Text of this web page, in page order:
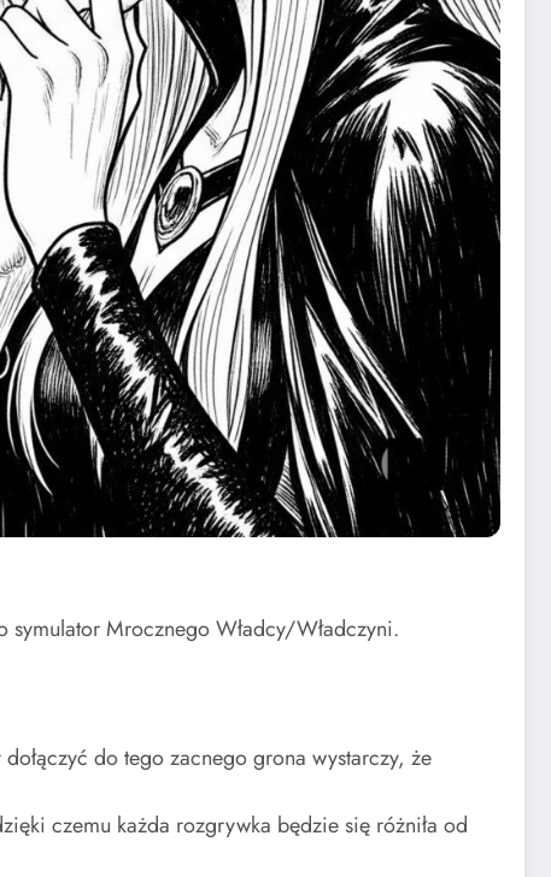
Mrocznego Władcy/Władczyni.
do tego zacnego grona wystarczy, że
czemu każda rozgrywka będzie się różniła od